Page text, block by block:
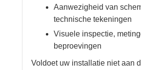
Aanwezigheid van
technische tekeningen
Visuele inspectie,
beproevingen
Voldoet uw installatie niet aan